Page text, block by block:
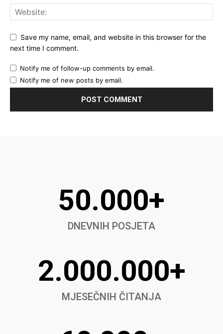
Save my name, email, and website in this browser for the
next time I comment.
Notify me of follow-up comments by email.
Notify me of new posts by email.
50.000+
DNEVNIH POSJETA
2.000.000+
MJESEČNIH ČITANJA